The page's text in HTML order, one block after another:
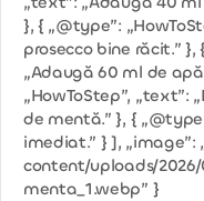
}, { „@type”:
prosecco bine răcit.” },
„Adaugă 60 ml de
„HowToStep”, „text”:
de mentă.” }, {
imediat.” } ],
content/uploads/
menta_1.webp” }